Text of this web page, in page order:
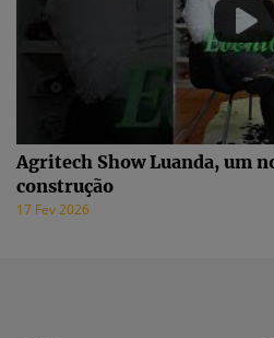
Agritech Show Luanda, um
construção
17 Fev 2026